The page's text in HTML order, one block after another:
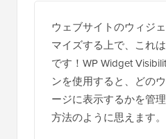
ウェブサイトのウィジ
マイズする上で、これ
です！WP Widget
ンを使用すると、どの
ージに表示するかを管
方法のように思えます。